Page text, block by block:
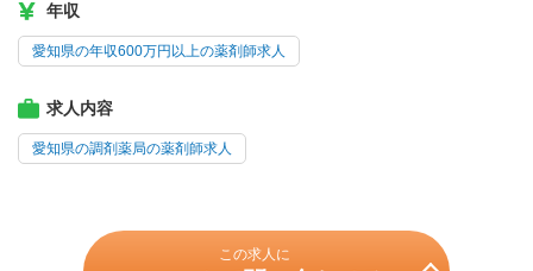
年収
愛知県の年収600万円以上の薬剤師求人
求人内容
愛知県の調剤薬局の薬剤師求人
この求人に